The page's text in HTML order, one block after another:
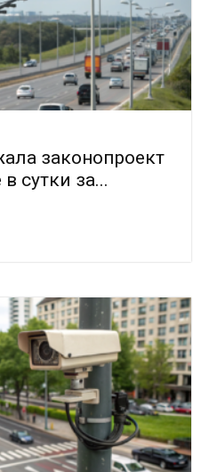
законопроект
сутки за...